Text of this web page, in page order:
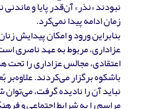
نبودند «نذر» آن‌قدر پایا و
زمان ادامه پیدا نمی‌کرد.
بنابراین ورود و امکان پیدایش
عزاداری، مربوط به عهد ناصری
اعتقادی، مجالس عزاداری را تحت
باشکوه برگزار می‌کردند. علاوه‌بر
نباید آن را نادیده گرفت،
مراسم را به شرایط اجتماعی و